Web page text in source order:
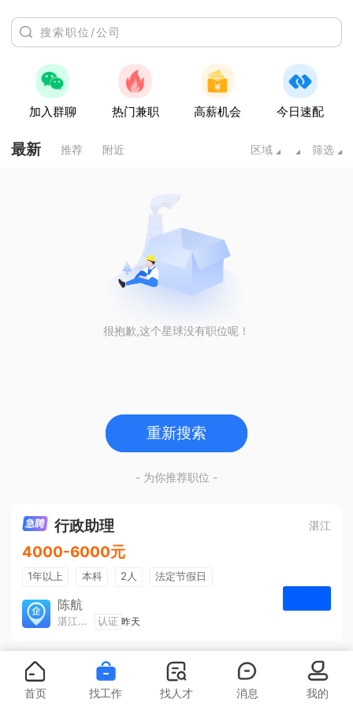
加入群聊 热门兼职 高薪机会 今日速配
最新 推荐 附近 区域 筛选
很抱歉,这个星球没有职位呢！
重新搜索
- 为你推荐职位 -
行政助理 湛江
4000-6000元
1年以上 本科 2人
法定节假日
包吃住
五险一金
陈航
湛江旅游集散中心有限公司 认证 昨天
首页 找工作 找人才 消息 我的